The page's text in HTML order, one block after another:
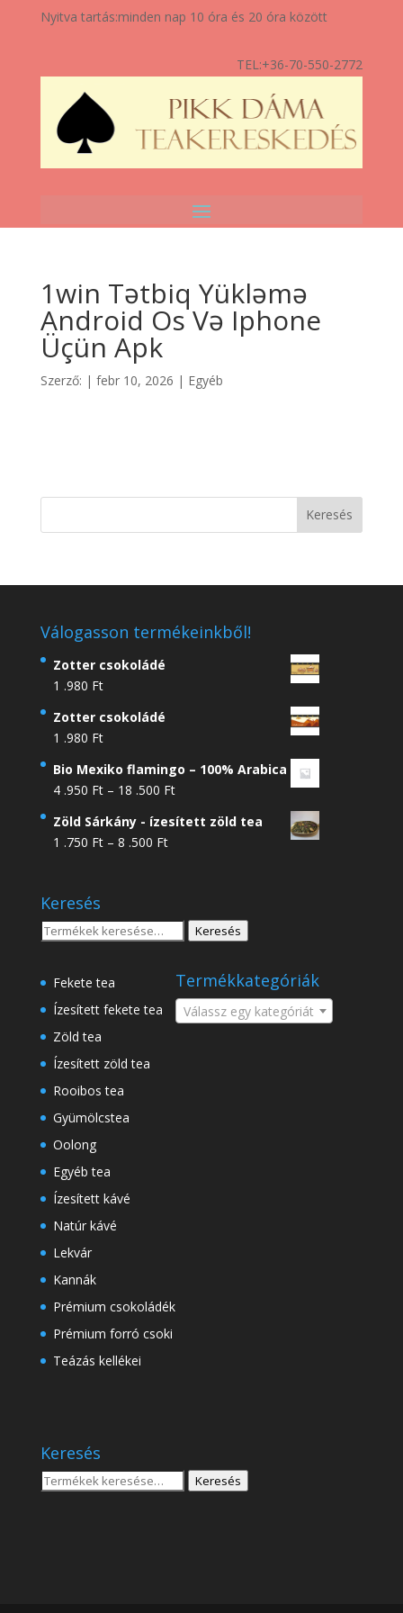
Nyitva tartás:minden nap 10 óra és 20 óra között
TEL:+36-70-550-2772
1win Tətbiq Yükləmə
Android Os Və Iphone
Üçün Apk
Szerző: | febr 10, 2026 | Egyéb
Válogasson termékeinkből!
Zotter csokoládé
1 .980 Ft
Zotter csokoládé
1 .980 Ft
Bio Mexiko flamingo – 100% Arabica
4 .950 Ft – 18 .500 FtÁrtartomány:
.950 Ft
Zöld Sárkány - ízesített zöld tea
1 .750 Ft – 8 .500 FtÁrtartomány:
8
.500 Ft
Keresés
Keresés
Keresés
Fekete tea
Ízesített fekete tea
Zöld tea
Ízesített zöld tea
Rooibos tea
Gyümölcstea
Oolong
Egyéb tea
Ízesített kávé
Natúr kávé
Lekvár
Kannák
Prémium csokoládék
Prémium forró csoki
Teázás kellékei
Termékkategóriák
Válassz egy kategóriát
Keresés
Keresés
Keresés